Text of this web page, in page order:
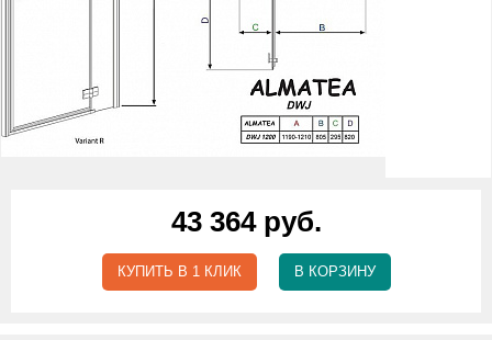
43 364 руб.
КУПИТЬ В 1 КЛИК В КОРЗИНУ